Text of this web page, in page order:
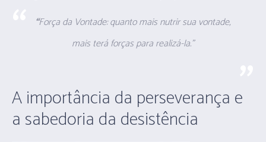
“Força da Vontade: quanto mais nutrir sua vontade,
mais terá forças para realizá-la.”
A importância da perseverança e
a sabedoria da desistência